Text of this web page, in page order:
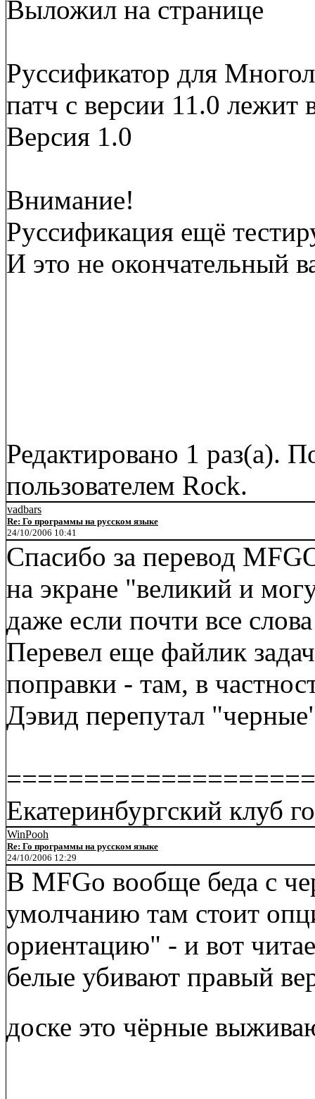
Выложил на странице
Руссификатор для
патч с версии 11.0 лежит
Версия 1.0
Внимание!
Руссификация ещё
И это не окончательный
Редактировано 1 раз(а).
пользователем Rock.
vadbars
Re: Го программы на русском языке
24/10/2006 10:41
Спасибо за перевод
на экране "великий и
даже если почти все
Перевел еще файлик
поправки - там, в
Дэвид перепутал
Екатеринбургский клуб
WinPooh
Re: Го программы на русском языке
24/10/2006 12:29
В MFGo вообще беда с
умолчанию там стоит
ориентацию" - и вот
белые убивают правый
доске это чёрные